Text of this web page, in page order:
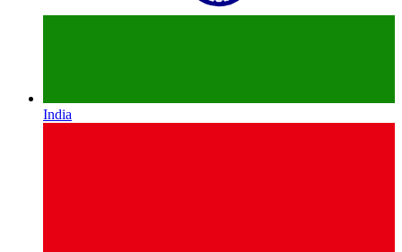
India